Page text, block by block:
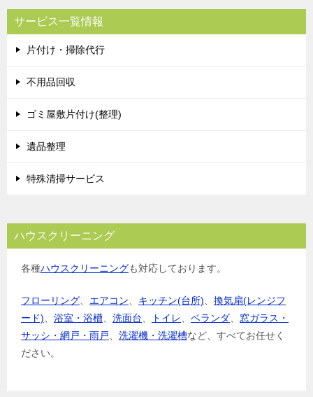
サービス一覧情報
片付け・掃除代行
不用品回収
ゴミ屋敷片付け(整理)
遺品整理
特殊清掃サービス
ハウスクリーニング
各種ハウスクリーニングも対応しております。
フローリング エアコン キッチン(台所)
換気扇(レンジフ
ード)
浴室・浴槽 洗面台 トイレ ベランダ
窓ガラス・
サッシ・網戸・雨戸
洗濯機・洗濯槽など、すべてお任せく
ださい。